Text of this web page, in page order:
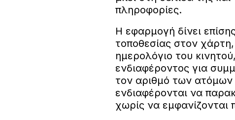
πληροφορίες.
Η εφαρμογή δίνει
τοποθεσίας στον
ημερολόγιο του
ενδιαφέροντος για
τον αριθμό των ατόμων
ενδιαφέρονται να
χωρίς να εμφανίζονται